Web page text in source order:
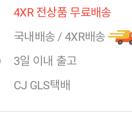
4XR 전상품 무료배송
국내배송 / 4XR배송
3일 이내 출고
CJ GLS택배